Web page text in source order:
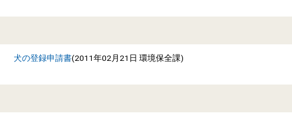
犬の登録申請書(2011年02月21日 環境保全課)